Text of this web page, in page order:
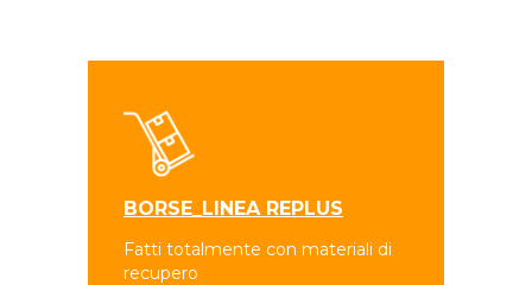
BORSE_LINEA REPLUS
Fatti totalmente con materiali di
recupero